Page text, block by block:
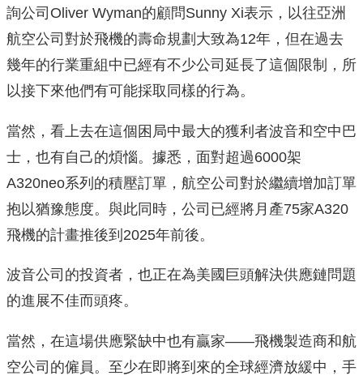
詢公司Oliver Wyman的顧問Sunny Xi表示，以往亞洲
航空公司對於飛機的壽命規劃大致為12年，但在過去
幾年的行業重組中已經有不少公司延長了這個限制，所
以接下來他們有可能採取同樣的行為。
當然，看上去在這個困局中最大的獲利者波音和空中巴
士，也有自己的煩惱。據悉，面對超過6000架
A320neo系列的積壓訂單，航空公司對於繼續增加訂單
抱以猶豫態度。與此同時，公司已經將月產75家A320
飛機的計畫推後到2025年前後。
波音公司的投資者，也正在為美國巨頭解決供應鏈問題
的進展不佳而頭疼。
當然，在這場供應緊缺中也有贏家——飛機製造商和航
空公司的僱員。至少在即將到來的全球經濟放緩中，手